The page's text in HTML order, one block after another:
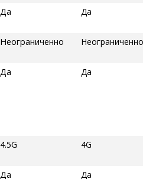
Да Да
Неограниченно Неограниченно
Да Да
4.5G 4G
Да
Да